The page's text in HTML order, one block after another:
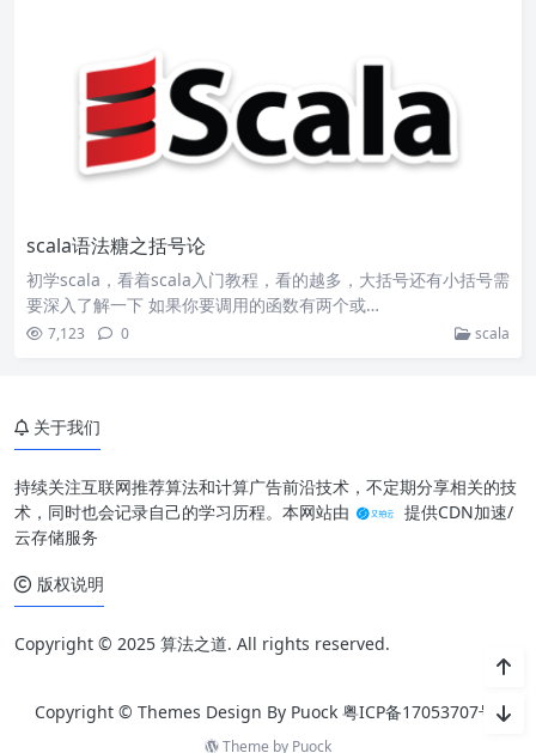
scala语法糖之括号论
初学scala，看着scala入门教程，看的越多，大括号还有小括号需
要深入了解一下 如果你要调用的函数有两个或…
7,123 0 scala
关于我们
持续关注互联网推荐算法和计算广告前沿技术，不定期分享相关的技
术，同时也会记录自己的学习历程。本网站由
提供CDN加速/
云存储服务
版权说明
Copyright © 2025 算法之道. All rights reserved.
Copyright © Themes Design By Puock 粤ICP备17053707号
Theme by Puock